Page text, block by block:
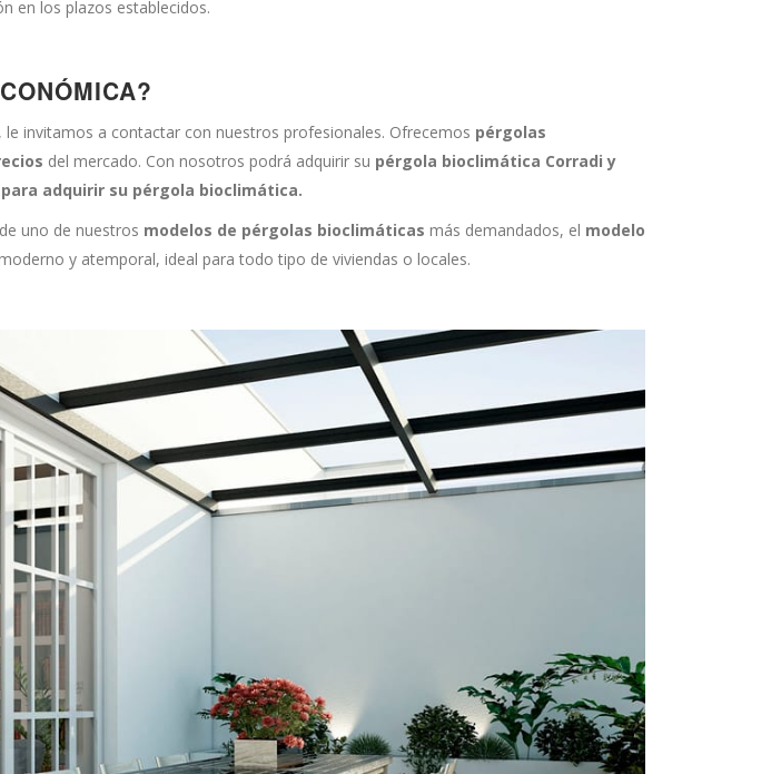
en los plazos establecidos.
, le invitamos a contactar con nuestros profesionales. Ofrecemos pérgolas
del mercado. Con nosotros podrá adquirir su pérgola bioclimática Corradi y
adquirir su pérgola bioclimática.
uno de nuestros modelos de pérgolas bioclimáticas más demandados, el modelo
y atemporal, ideal para todo tipo de viviendas o locales.